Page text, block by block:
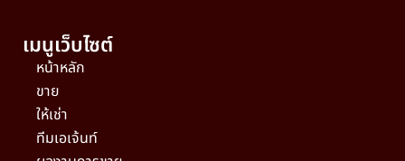
เมนูเว็บไซต์
หน้าหลัก
ขาย
ให้เช่า
ทีมเอเจ้นท์